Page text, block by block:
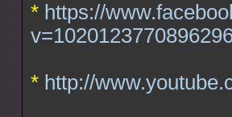
* https://
* http://